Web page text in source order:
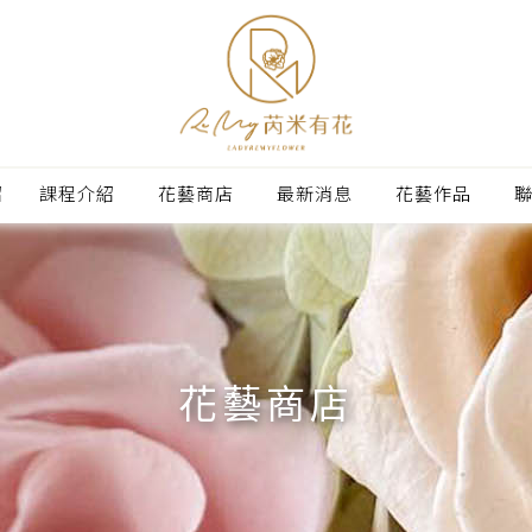
課程介紹 花藝商店 最新消息 花藝作品
花藝商店